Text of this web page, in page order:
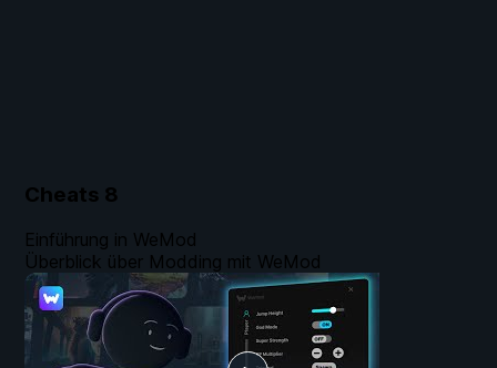
Cheats 8
Einführung in WeMod
Überblick über Modding mit WeMod